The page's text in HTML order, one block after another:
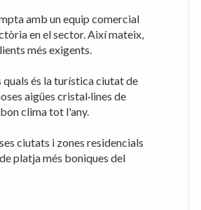
amb un equip comercial
en el sector. Així mateix,
més exigents.
és la turística ciutat de
aigües cristal·lines de
clima tot l'any.
ciutats i zones residencials
platja més boniques del
dels usuaris d'aquest lloc web.
tipus de cookies s'utilitza en el mesurament
perfils de navegació dels usuaris per
de l'usuari per millorar la qualitat dels
a través de productes recomanats.
informació sobre les
l'usuari a través de l'observació continuada